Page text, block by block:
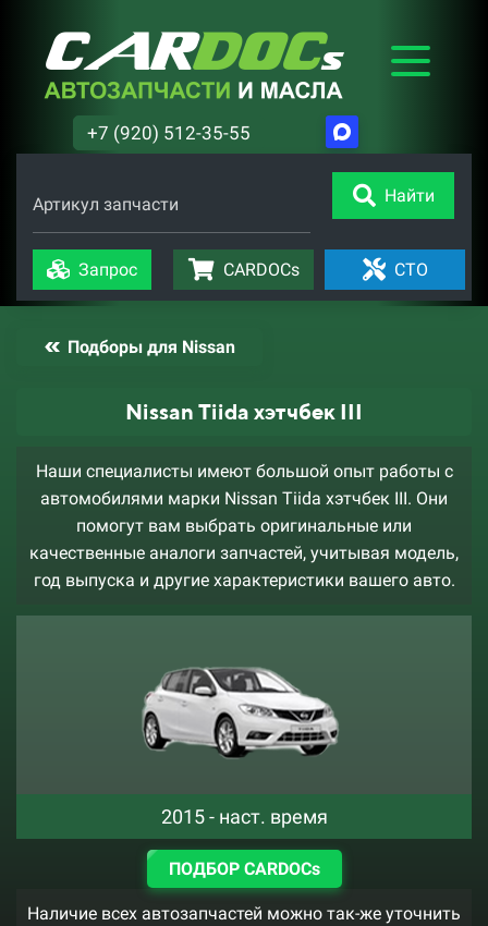
+7 (920) 512-35-55
Артикул запчасти Найти
Запрос CARDOCs СТО
Подборы для Nissan
Nissan Tiida хэтчбек III
Наши специалисты имеют большой опыт работы с
автомобилями марки Nissan Tiida хэтчбек III. Они
помогут вам выбрать оригинальные или
качественные аналоги запчастей, учитывая модель,
год выпуска и другие характеристики вашего авто.
2015 - наст. время
ПОДБОР CARDOCs
Наличие всех автозапчастей можно так-же уточнить